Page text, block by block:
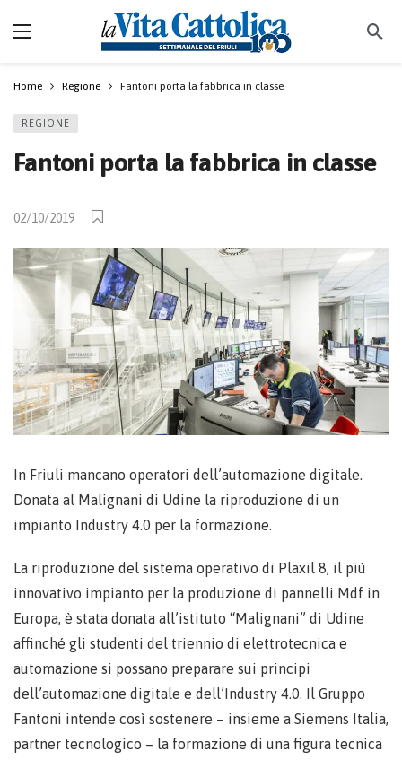
Home Regione Fantoni porta la fabbrica in classe
REGIONE
Fantoni porta la fabbrica in classe
02/10/2019
In Friuli mancano operatori dell’automazione digitale.
Donata al Malignani di Udine la riproduzione di un
impianto Industry 4.0 per la formazione.
La riproduzione del sistema operativo di Plaxil 8, il più
innovativo impianto per la produzione di pannelli Mdf in
Europa, è stata donata all’istituto “Malignani” di Udine
affinché gli studenti del triennio di elettrotecnica e
automazione si possano preparare sui principi
dell’automazione digitale e dell’Industry 4.0. Il Gruppo
Fantoni intende così sostenere – insieme a Siemens Italia,
partner tecnologico – la formazione di una figura tecnica